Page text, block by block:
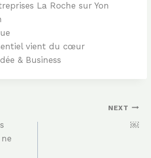
La Roche sur Yon
vient du cœur
& Business
NEXT
￼